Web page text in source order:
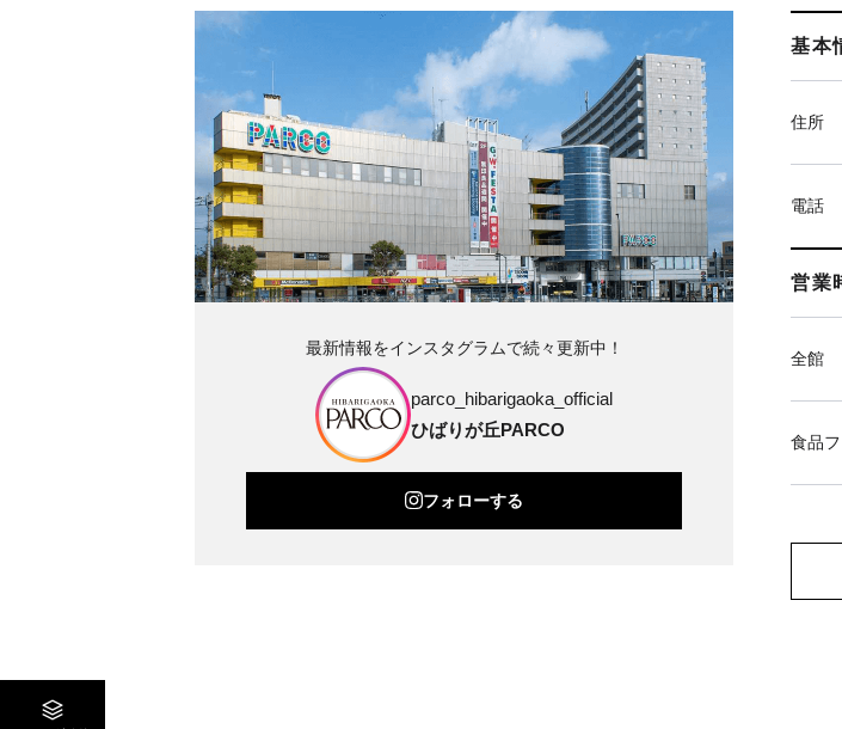
基本
住所
電話
営業
全館
食品
最新情報をインスタグラムで続々更新中！
parco_hibarigaoka_official
ひばりが丘PARCO
フォローする